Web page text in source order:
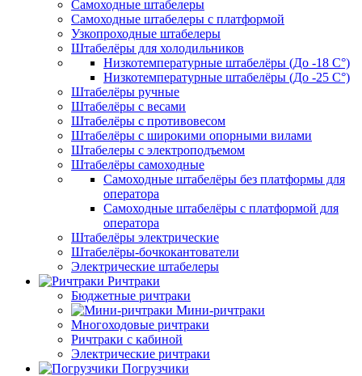
Самоходные штабелеры
Самоходные штабелеры с платформой
Узкопроходные штабелеры
Штабелёры для холодильников
Низкотемпературные штабелёры (До -18 C°)
Низкотемпературные штабелёры (До -25 C°)
Штабелёры ручные
Штабелёры с весами
Штабелёры с противовесом
Штабелёры с широкими опорными вилами
Штабелеры с электроподъемом
Штабелёры самоходные
Самоходные штабелёры без платформы для
оператора
Самоходные штабелёры с платформой для
оператора
Штабелёры электрические
Штабелёры-бочкокантователи
Электрические штабелеры
Ричтраки
Бюджетные ричтраки
Мини-ричтраки
Многоходовые ричтраки
Ричтраки с кабиной
Электрические ричтраки
Погрузчики